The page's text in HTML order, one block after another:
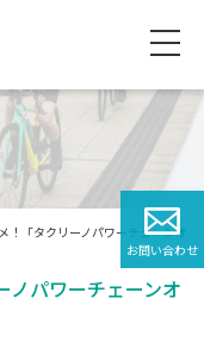
「タクリーノパワーチェーンオイ
パワーチェーンオ
お問い合わせ